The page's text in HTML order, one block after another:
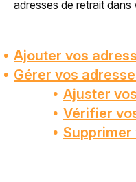
adresses de retrait
Ajouter vos
Gérer vos
Ajuster
Vérifier